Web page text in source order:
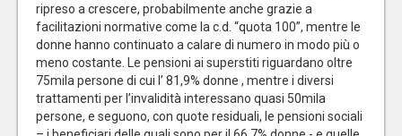
ripreso a crescere, probabilmente anche grazie a
facilitazioni normative come la c.d. “quota 100”, mentre le
donne hanno continuato a calare di numero in modo più o
meno costante. Le pensioni ai superstiti riguardano oltre
75mila persone di cui l’ 81,9% donne , mentre i diversi
trattamenti per l’invalidità interessano quasi 50mila
persone, e seguono, con quote residuali, le pensioni sociali